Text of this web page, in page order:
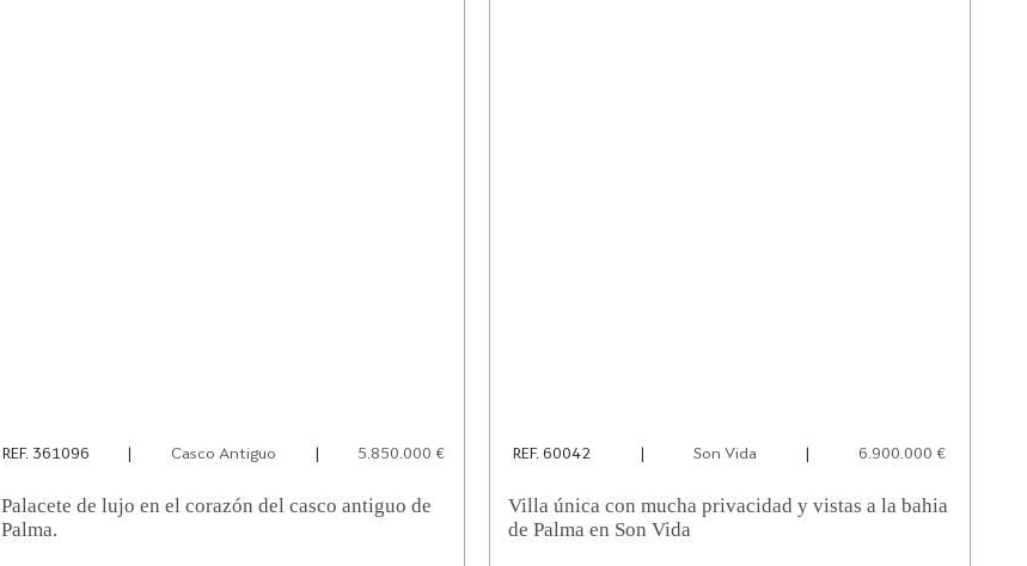
REF. 361096 Casco Antiguo 5.850.000 €
Palacete de lujo en el corazón del casco antiguo de
Palma.
REF. 60042 Son Vida 6.900.000 €
Villa única con mucha privacidad y vistas a la bahia
de Palma en Son Vida